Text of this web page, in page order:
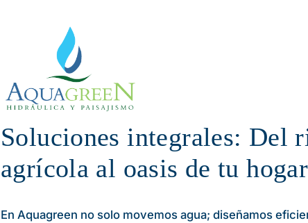
Soluciones integrales: Del
agrícola al oasis de tu hogar
En Aquagreen no solo movemos agua; diseñamos